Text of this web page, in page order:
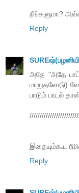
நீங்களுமா?
Reply
அதே "அதே
மாறுதலோடு)
பாடும் பாடல்
இதையும்கூட
Reply